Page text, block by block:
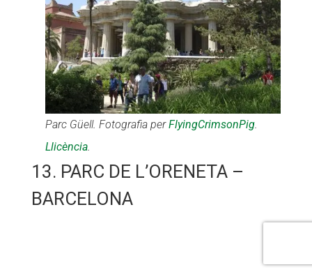
Parc Güell. Fotografia perFlyingCrimsonPig.
Llicència.
13. PARC DE L’ORENETA –
BARCELONA